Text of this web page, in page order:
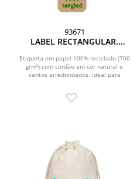
93671
LABEL RECTANGULAR.
reciclado (700 g/m²) com
formato retangular
Etiqueta em papel 100% reciclado (700
g/m²) com cordão em cor natural e
cantos arredondados. Ideal para